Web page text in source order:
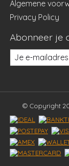
Algemene
Privacy Policy
Abonneer je
© Copyright